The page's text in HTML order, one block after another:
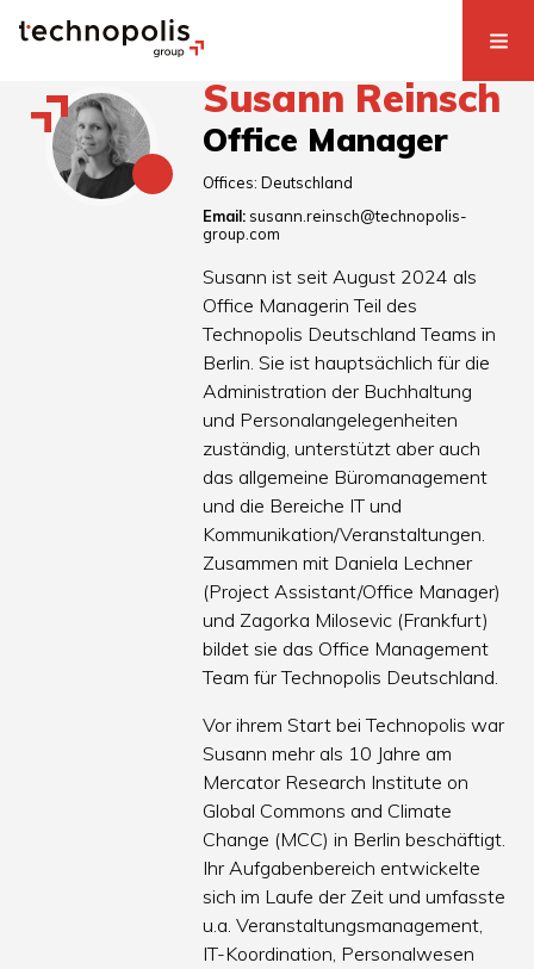
Susann Reinsch
Office Manager
Offices:Deutschland
Email: susann.reinsch@technopolis-
group.com
Susann ist seit August 2024 als
Office Managerin Teil des
Technopolis Deutschland Teams in
Berlin. Sie ist hauptsächlich für die
Administration der Buchhaltung
und Personalangelegenheiten
zuständig, unterstützt aber auch
das allgemeine Büromanagement
und die Bereiche IT und
Kommunikation/Veranstaltungen.
Zusammen mit Daniela Lechner
(Project Assistant/Office Manager)
und Zagorka Milosevic (Frankfurt)
bildet sie das Office Management
Team für Technopolis Deutschland.
Vor ihrem Start bei Technopolis war
Susann mehr als 10 Jahre am
Mercator Research Institute on
Global Commons and Climate
Change (MCC) in Berlin beschäftigt.
Ihr Aufgabenbereich entwickelte
sich im Laufe der Zeit und umfasste
u.a. Veranstaltungsmanagement,
IT-Koordination, Personalwesen